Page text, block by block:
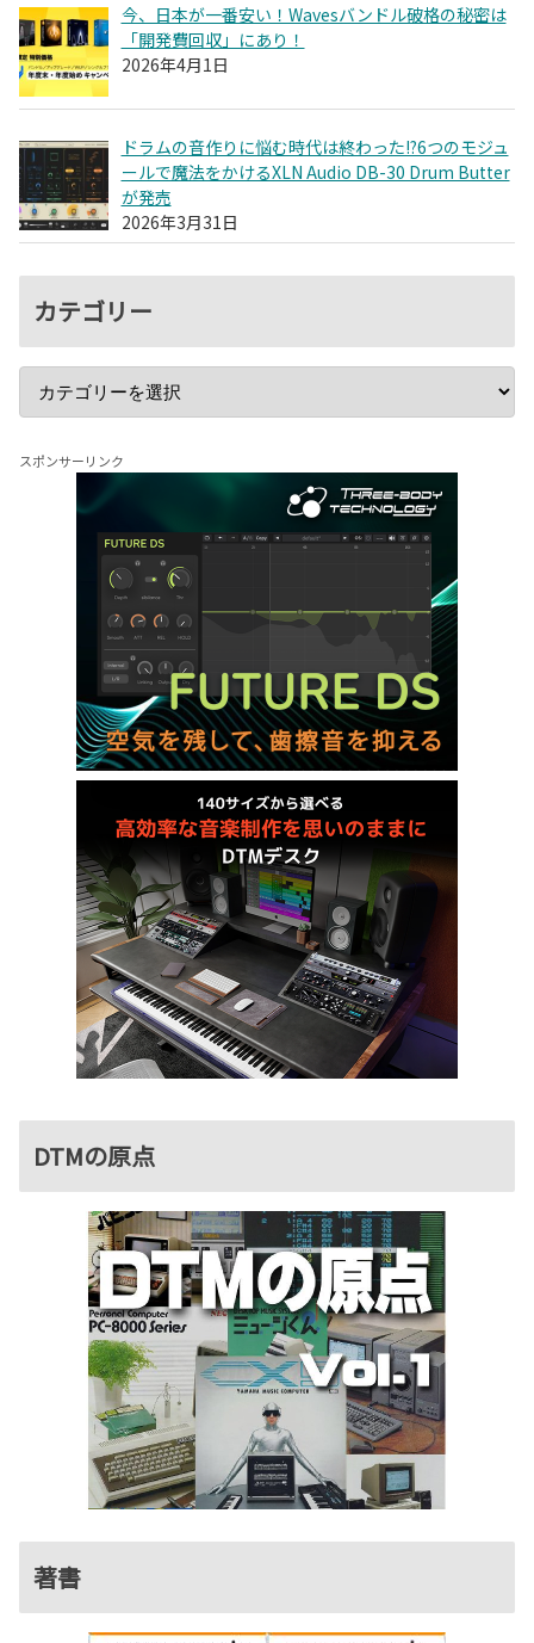
今、日本が一番安い！Wavesバンドル破格の秘密は
「開発費回収」にあり！
2026年4月1日
ドラムの音作りに悩む時代は終わった!?6つのモジュ
ールで魔法をかけるXLN Audio DB-30 Drum Butter
が発売
2026年3月31日
カテゴリー
スポンサーリンク
DTMの原点
著書